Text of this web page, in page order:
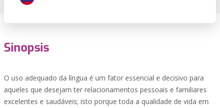
Sinopsis
O uso adequado da língua é um fator essencial e decisivo para
aqueles que desejam ter relacionamentos pessoais e familiares
excelentes e saudáveis; isto porque toda a qualidade de vida em